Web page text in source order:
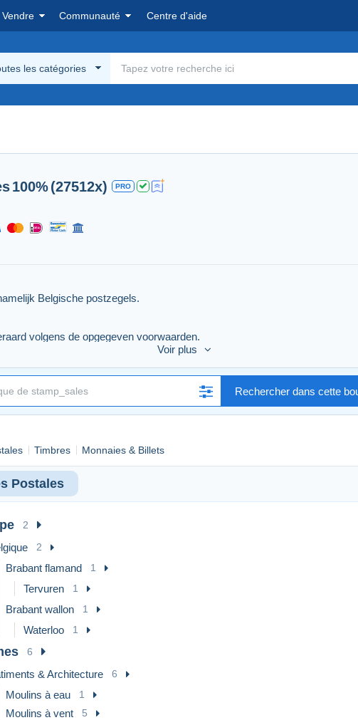
Vendre Communauté Centre d'aide
les catégories
100%(27512x) PRO
Belgische postzegels.
volgens de opgegeven voorwaarden.
them according to the specified conditions.
Voir plus
Rechercher dans cette
Timbres Monnaies & Billets
Postales
2
2
Brabant flamand 1
Tervuren 1
Brabant wallon 1
Waterloo 1
6
& Architecture 6
Moulins à eau 1
Moulins à vent 5